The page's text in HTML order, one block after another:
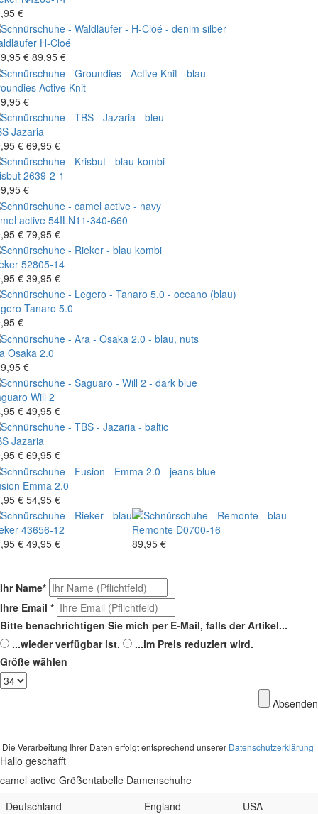
€
H-Cloé
€ 89,95 €
Active Knit
€
Jazaria
€ 69,95 €
2639-2-1
€
active 54ILN11-340-660
€ 79,95 €
52805-14
€ 39,95 €
Tanaro 5.0
€
Osaka 2.0
€
Will 2
€ 49,95 €
Jazaria
€ 69,95 €
Emma 2.0
€ 54,95 €
43656-12
€ 49,95 €
Remonte D0700-16
89,95 €
Ihr Name*
Ihre Email *
Bitte benachrichtigen Sie mich per E-Mail, falls der Artikel...
...wieder verfügbar ist.
...im Preis reduziert wird.
Größe wählen
Absenden
Die Verarbeitung Ihrer Daten erfolgt entsprechend unserer Datenschutzerklärung
Hallo geschafft
camel active Größentabelle Damenschuhe
Deutschland
England
USA